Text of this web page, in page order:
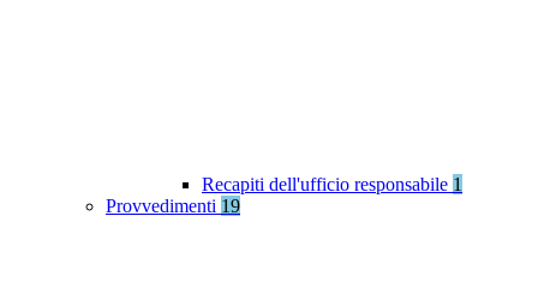
Recapiti dell'ufficio responsabile 1
Provvedimenti 19